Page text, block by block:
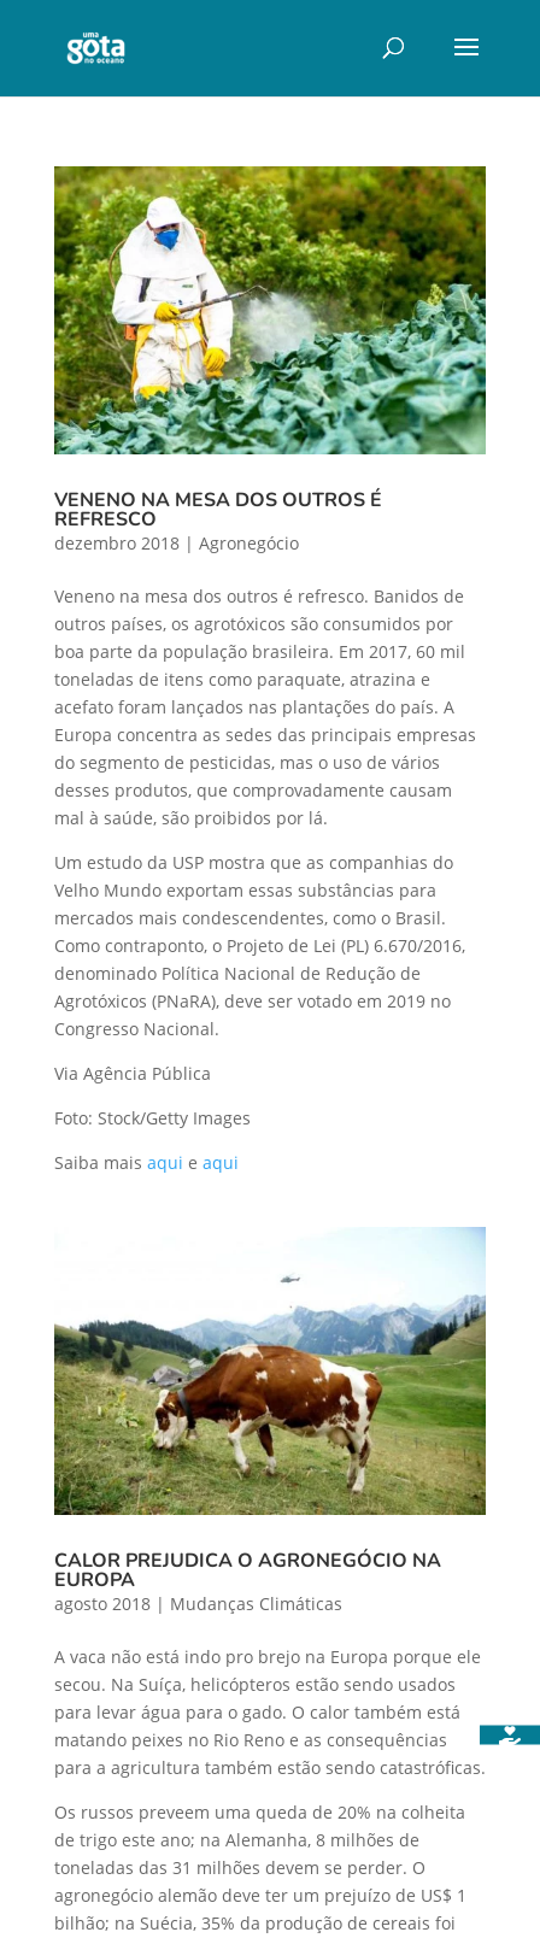
VENENO NA MESA DOS OUTROS É
REFRESCO
dezembro 2018| Agronegócio
Veneno na mesa dos outros é refresco. Banidos de
outros países, os agrotóxicos são consumidos por
boa parte da população brasileira. Em 2017, 60 mil
toneladas de itens como paraquate, atrazina e
acefato foram lançados nas plantações do país. A
Europa concentra as sedes das principais empresas
do segmento de pesticidas, mas o uso de vários
desses produtos, que comprovadamente causam
mal à saúde, são proibidos por lá.
Um estudo da USP mostra que as companhias do
Velho Mundo exportam essas substâncias para
mercados mais condescendentes, como o Brasil.
Como contraponto, o Projeto de Lei (PL) 6.670/2016,
denominado Política Nacional de Redução de
Agrotóxicos (PNaRA), deve ser votado em 2019 no
Congresso Nacional.
Via Agência Pública
Foto: Stock/Getty Images
Saiba mais aqui e aqui
CALOR PREJUDICA O AGRONEGÓCIO NA
EUROPA
agosto 2018| Mudanças Climáticas
A vaca não está indo pro brejo na Europa porque ele
secou. Na Suíça, helicópteros estão sendo usados
para levar água para o gado. O calor também está
matando peixes no Rio Reno e as consequências
para a agricultura também estão sendo catastróficas.
Os russos preveem uma queda de 20% na colheita
de trigo este ano; na Alemanha, 8 milhões de
toneladas das 31 milhões devem se perder. O
agronegócio alemão deve ter um prejuízo de US$ 1
bilhão; na Suécia, 35% da produção de cereais foi